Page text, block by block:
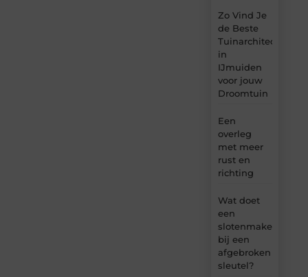
Zo Vind Je
de Beste
Tuinarchitect
in
IJmuiden
voor jouw
Droomtuin
Een
overleg
met meer
rust en
richting
Wat doet
een
slotenmaker
bij een
afgebroken
sleutel?